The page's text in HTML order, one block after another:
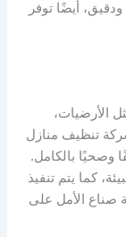
أيضًا توفر
الأرضيات،
تنظيف منازل
وصحيًا بالكامل.
كما يتم تنفيذ
صناع الأمل على